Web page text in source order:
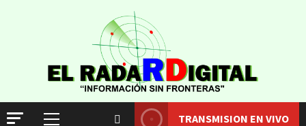
TRANSMISION EN VIVO